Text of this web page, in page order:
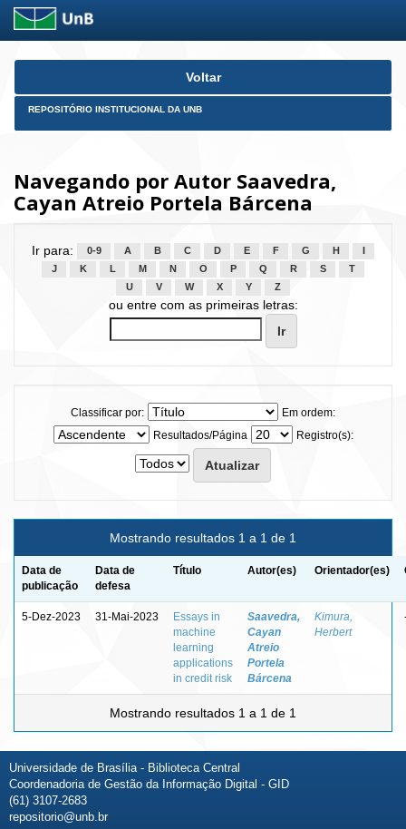
Skip
Voltar
REPOSITÓRIO INSTITUCIONAL DA UNB
Navegando por Autor Saavedra,
Cayan Atreio Portela Bárcena
Ir para: 0-9 A B C D E F G H
J
K L M N O P Q R S
T
U
V W X Y Z
ou entre com as primeiras letras:
Classificar por:
Em ordem:
Resultados/Página
Registro(s):
Mostrando resultados 1 a 1 de 1
Data de
publicação
Data de
defesa
Título Autor(es) Orientador(es)
5-Dez-2023 31-Mai-2023
Essays in
machine
learning
applications
in credit risk
Saavedra,
Cayan
Atreio
Portela
Bárcena
Kimura,
Herbert
Mostrando resultados 1 a 1 de 1
Universidade de Brasília - Biblioteca Central
Coordenadoria de Gestão da Informação Digital - GID
(61) 3107-2683
repositorio@unb.br